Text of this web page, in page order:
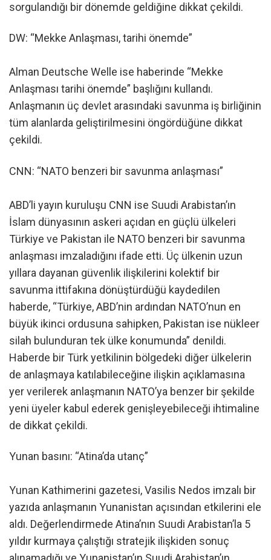
sorgulandığı bir dönemde geldiğine dikkat çekildi.
DW: “Mekke Anlaşması, tarihi önemde”
Alman Deutsche Welle ise haberinde “Mekke
Anlaşması tarihi önemde” başlığını kullandı.
Anlaşmanın üç devlet arasındaki savunma iş birliğinin
tüm alanlarda geliştirilmesini öngördüğüne dikkat
çekildi.
CNN: “NATO benzeri bir savunma anlaşması”
ABD’li yayın kuruluşu CNN ise Suudi Arabistan’ın
İslam dünyasının askeri açıdan en güçlü ülkeleri
Türkiye ve Pakistan ile NATO benzeri bir savunma
anlaşması imzaladığını ifade etti. Üç ülkenin uzun
yıllara dayanan güvenlik ilişkilerini kolektif bir
savunma ittifakına dönüştürdüğü kaydedilen
haberde, “Türkiye, ABD’nin ardından NATO’nun en
büyük ikinci ordusuna sahipken, Pakistan ise nükleer
silah bulunduran tek ülke konumunda” denildi.
Haberde bir Türk yetkilinin bölgedeki diğer ülkelerin
de anlaşmaya katılabileceğine ilişkin açıklamasına
yer verilerek anlaşmanın NATO’ya benzer bir şekilde
yeni üyeler kabul ederek genişleyebileceği ihtimaline
de dikkat çekildi.
Yunan basını: “Atina’da utanç”
Yunan Kathimerini gazetesi, Vasilis Nedos imzalı bir
yazıda anlaşmanın Yunanistan açısından etkilerini ele
aldı. Değerlendirmede Atina’nın Suudi Arabistan’la 5
yıldır kurmaya çalıştığı stratejik ilişkiden sonuç